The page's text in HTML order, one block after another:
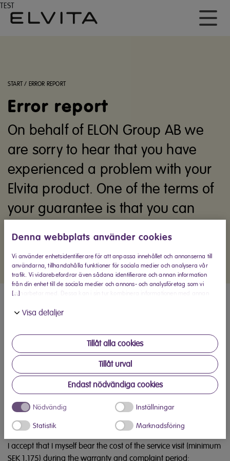
TEST
Denna webbplats använder cookies
[...]
Vi använder enhetsidentifierare för att anpassa innehållet och annonserna till
användarna, tillhandahålla funktioner för sociala medier och analysera vår
trafik. Vi vidarebefordrar även sådana identifierare och annan information
från din enhet till de sociala medier och annons- och analysföretag som vi
samarbetar med. Dessa kan i sin tur kombinera informationen med annan
använt deras tjänster.
Visa detaljer
Tillåt alla cookies
Tillåt urval
Endast nödvändiga cookies
Nödvändig Inställningar
Statistik Marknadsföring
START / ERROR REPORT
Error report
On behalf of ELON Group AB we
are sorry to hear that you have
experienced a problem with your
Elvita product. One of the terms of
your guarantee is that you can
the form of a receipt.